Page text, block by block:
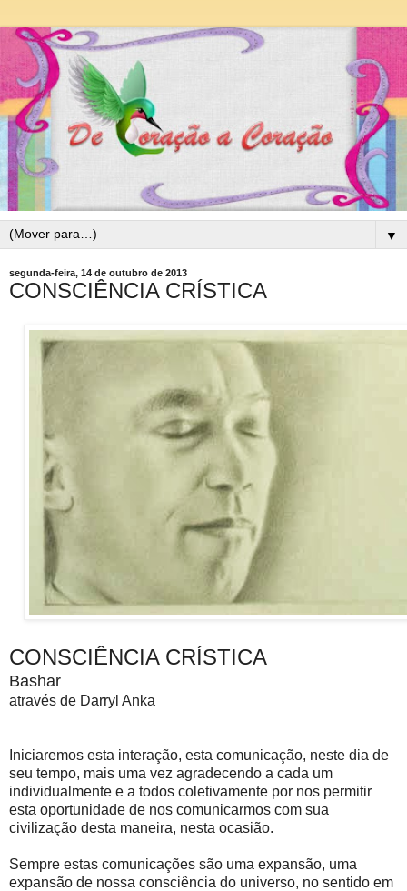
▼
segunda-feira, 14 de outubro de 2013
CONSCIÊNCIA CRÍSTICA
CONSCIÊNCIA CRÍSTICA
Bashar
através de Darryl Anka
Iniciaremos esta interação, esta comunicação, neste dia de
seu tempo, mais uma vez agradecendo a cada um
individualmente e a todos coletivamente por nos permitir
esta oportunidade de nos comunicarmos com sua
civilização desta maneira, nesta ocasião.
Sempre estas comunicações são uma expansão, uma
expansão de nossa consciência do universo, no sentido em